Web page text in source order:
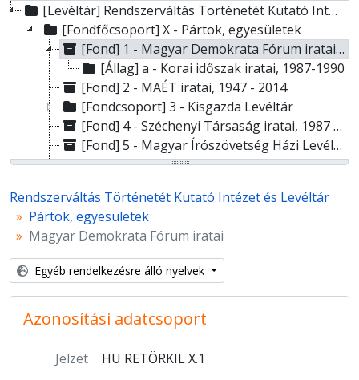
[Levéltár] Rendszerváltás Történetét Kutató Intézet és Levéltár
[Fondfőcsoport] X - Pártok, egyesületek
[Fond] 1 - Magyar Demokrata Fórum iratai, 1987 - 2014
[Állag] a - Korai időszak iratai, 1987-1990
[Fond] 2 - MAÉT iratai, 1947 - 2014
[Fondcsoport] 3 - Kisgazda Levéltár
[Fond] 4 - Széchenyi Társaság iratai, 1987 - 2015
[Fond] 5 - Magyar Írószövetség Házi Levéltára és Központi Irattára, 1955 - 2016
[Fond] 6 - Demokratikus Magyarországért Mozgalom iratai, 1987 - 1990
[Fond] 8 - Antológia Kiadó iratai, 1990 - 2021
[Fondfőcsoport] XIV - Személyek
[Fondfőcsoport] XV - Gyűjtemények
[Fondfőcsoport] OH - Oral History-gyűjtemény
Rendszerváltás Történetét Kutató Intézet és Levéltár
Pártok, egyesületek
Magyar Demokrata Fórum iratai
Egyéb rendelkezésre álló nyelvek
Azonosítási adatcsoport
Jelzet
HU RETÖRKIL X.1